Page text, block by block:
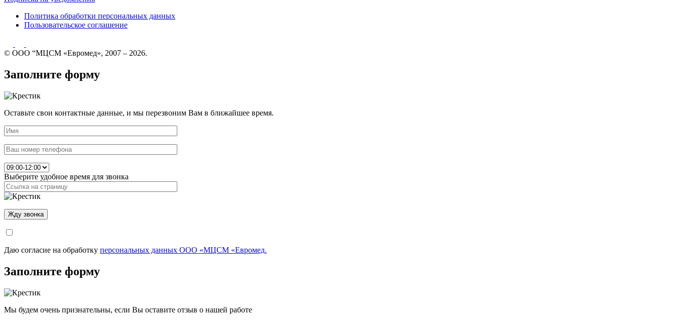
Политика обработки персональных данных
Пользовательское соглашение
© ООО “МЦСМ «Евромед», 2007 – 2026.
Заполните форму
Оставьте свои контактные данные, и мы перезвоним Вам в ближайшее время.
Выберите удобное время для звонка
Даю согласие на обработку персональных данных ООО «МЦСМ «Евромед.
Заполните форму
Мы будем очень признательны, если Вы оставите отзыв о нашей работе